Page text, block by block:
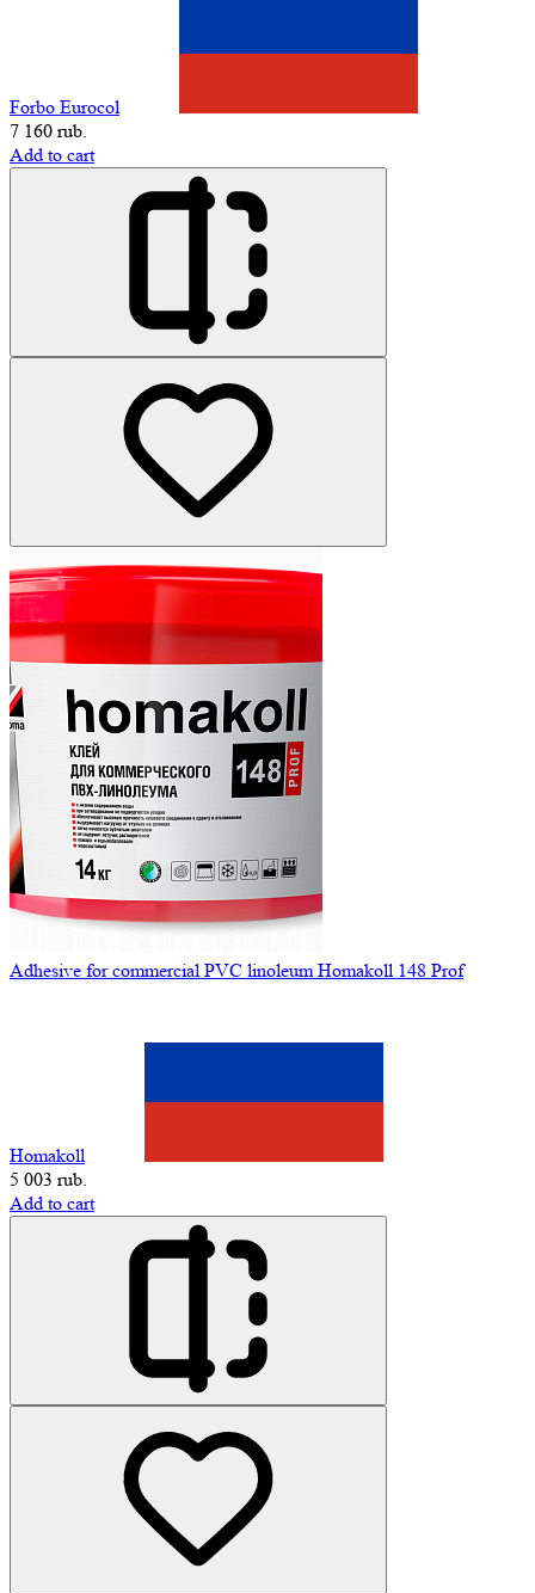
Forbo Eurocol
7 160 rub.
Add to cart
Adhesive for commercial PVC linoleum Homakoll 148 Prof
Homakoll
5 003 rub.
Add to cart